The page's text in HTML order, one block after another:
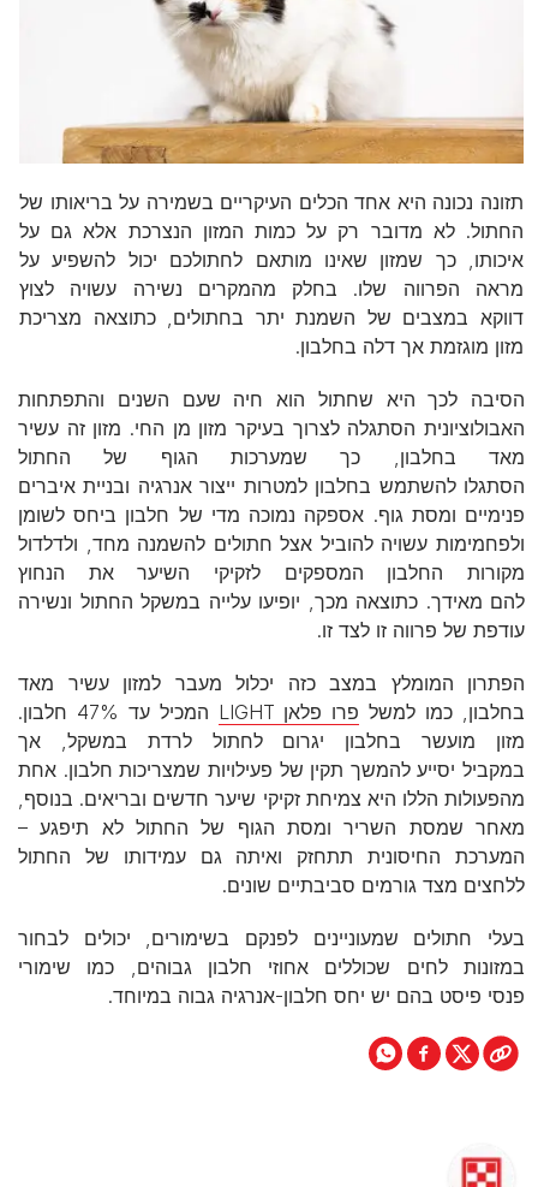
תזונה נכונה היא אחד הכלים העיקריים בשמירה על בריאותו של
החתול. לא מדובר רק על כמות המזון הנצרכת אלא גם על
איכותו, כך שמזון שאינו מותאם לחתולכם יכול להשפיע על
מראה הפרווה שלו. בחלק מהמקרים נשירה עשויה לצוץ
דווקא במצבים של השמנת יתר בחתולים, כתוצאה מצריכת
מזון מוגזמת אך דלה בחלבון.
הסיבה לכך היא שחתול הוא חיה שעם השנים והתפתחות
האבולוציונית הסתגלה לצרוך בעיקר מזון מן החי. מזון זה עשיר
מאד בחלבון, כך שמערכות הגוף של החתול
הסתגלו להשתמש בחלבון למטרות ייצור אנרגיה ובניית איברים
פנימיים ומסת גוף. אספקה נמוכה מדי של חלבון ביחס לשומן
ולפחמימות עשויה להוביל אצל חתולים להשמנה מחד, ולדלדול
מקורות החלבון המספקים לזקיקי השיער את הנחוץ
להם מאידך. כתוצאה מכך, יופיעו עלייה במשקל החתול ונשירה
עודפת של פרווה זו לצד זו.
הפתרון המומלץ במצב כזה יכלול מעבר למזון עשיר מאד
בחלבון, כמו למשל פרו פלאן LIGHT
המכיל עד 47% חלבון.
מזון מועשר בחלבון יגרום לחתול לרדת במשקל, אך
במקביל יסייע להמשך תקין של פעילויות שמצריכות חלבון. אחת
מהפעולות הללו היא צמיחת זקיקי שיער חדשים ובריאים. בנוסף,
מאחר שמסת השריר ומסת הגוף של החתול לא תיפגע –
המערכת החיסונית תתחזק ואיתה גם עמידותו של החתול
ללחצים מצד גורמים סביבתיים שונים.
בעלי חתולים שמעוניינים לפנקם בשימורים, יכולים לבחור
במזונות לחים שכוללים אחוזי חלבון גבוהים, כמו שימורי
פנסי פיסט בהם יש יחס חלבון-אנרגיה גבוה במיוחד.